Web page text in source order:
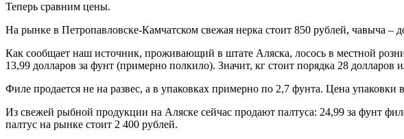
Теперь сравним цены.
На рынке в Петропавловске-Камчатском свежая нерка стоит 850 рублей, чавыча
Как сообщает наш источник, проживающий в штате Аляска, лосось в местной
13,99 долларов за фунт (примерно полкило). Значит, кг стоит порядка 28
Филе продается не на развес, а в упаковках примерно по 2,7 фунта. Цена упаковки
Из свежей рыбной продукции на Аляске сейчас продают палтуса: 24,99 за фунт
палтус на рынке стоит 2 400 рублей.